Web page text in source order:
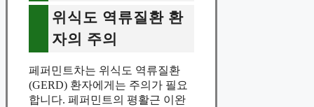
위식도 역류질환 환
자의 주의
페퍼민트차는 위식도 역류질환
(GERD) 환자에게는 주의가 필요
합니다. 페퍼민트의 평활근 이완